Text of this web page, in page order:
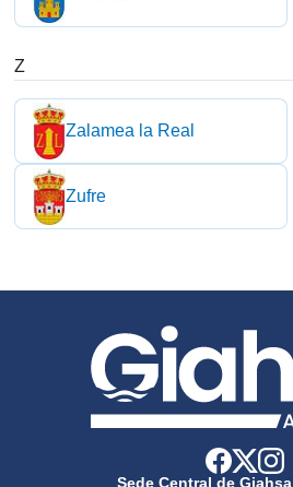
Z
Zalamea la Real
Zufre
Sede Central de Giahsa